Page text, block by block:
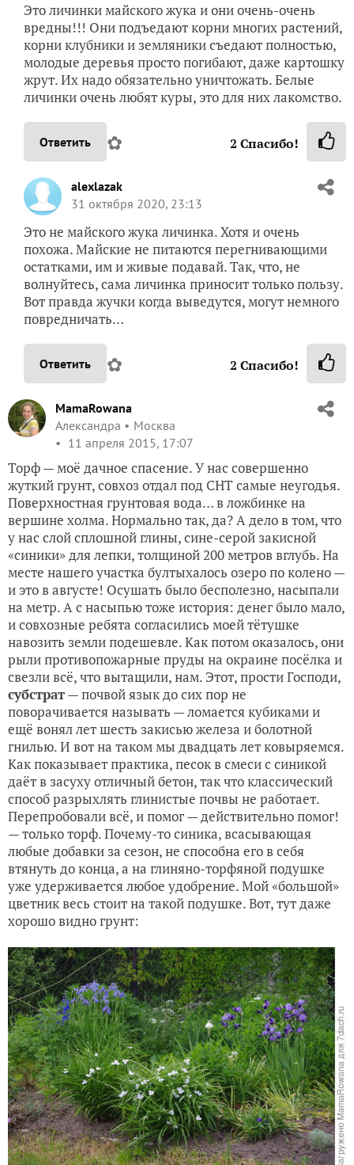
Это личинки майского жука и они очень-очень
вредны!!! Они подъедают корни многих растений,
корни клубники и земляники съедают полностью,
молодые деревья просто погибают, даже картошку
жрут. Их надо обязательно уничтожать. Белые
личинки очень любят куры, это для них лакомство.
Ответить ✿ 2 Спасибо!
alexlazak
31 октября 2020, 23:13
Это не майского жука личинка. Хотя и очень
похожа. Майские не питаются перегнивающими
остатками, им и живые подавай. Так, что, не
волнуйтесь, сама личинка приносит только пользу.
Вот правда жучки когда выведутся, могут немного
повредничать…
Ответить ✿ 2 Спасибо!
MamaRowana
Александра
Москва
11 апреля 2015, 17:07
Торф — моё дачное спасение. У нас совершенно
жуткий грунт, совхоз отдал под СНТ самые неугодья.
Поверхностная грунтовая вода… в ложбинке на
вершине холма. Нормально так, да? А дело в том, что
у нас слой сплошной глины, сине-серой закисной
«синики» для лепки, толщиной 200 метров вглубь. На
месте нашего участка бултыхалось озеро по колено —
и это в августе! Осушать было бесполезно, насыпали
на метр. А с насыпью тоже история: денег было мало,
и совхозные ребята согласились моей тётушке
навозить земли подешевле. Как потом оказалось, они
рыли противопожарные пруды на окраине посёлка и
свезли всё, что вытащили, нам. Этот, прости Господи,
субстрат— почвой язык до сих пор не
поворачивается называть — ломается кубиками и
ещё вонял лет шесть закисью железа и болотной
гнилью. И вот на таком мы двадцать лет ковыряемся.
Как показывает практика, песок в смеси с синикой
даёт в засуху отличный бетон, так что классический
способ разрыхлять глинистые почвы не работает.
Перепробовали всё, и помог — действительно помог!
— только торф. Почему-то синика, всасывающая
любые добавки за сезон, не способна его в себя
втянуть до конца, а на глиняно-торфяной подушке
уже удерживается любое удобрение. Мой «большой»
цветник весь стоит на такой подушке. Вот, тут даже
хорошо видно грунт: